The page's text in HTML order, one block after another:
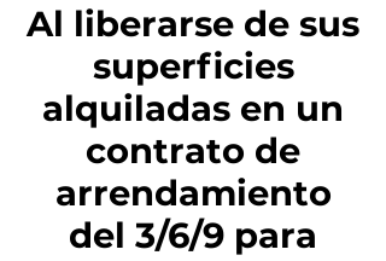
Al liberarse de sus
superficies
alquiladas en un
contrato de
arrendamiento
del 3/6/9 para